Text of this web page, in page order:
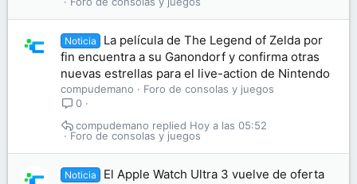
Noticia
La película de The Legend of Zelda por
fin encuentra a su Ganondorf y confirma otras
nuevas estrellas para el live-action de Nintendo
compudemano
Foro de consolas y juegos
0
Foro de consolas y juegos
Hoy a las 05:52
compudemano
Noticia
El Apple Watch Ultra 3 vuelve de oferta